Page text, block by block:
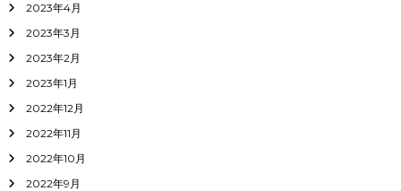
2023年4月
2023年3月
2023年2月
2023年1月
2022年12月
2022年11月
2022年10月
2022年9月